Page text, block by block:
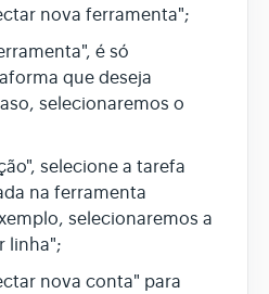
nova ferramenta";
é só
que deseja
selecionaremos o
selecione a tarefa
na ferramenta
selecionaremos a
linha";
nova conta" para